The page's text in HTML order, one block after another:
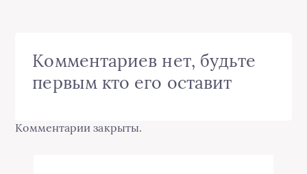
Комментариев нет, будьте
первым кто его оставит
Комментарии закрыты.